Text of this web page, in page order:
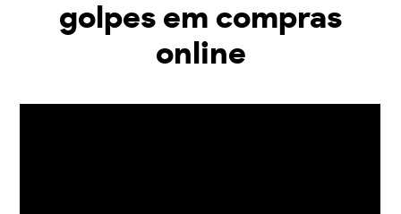
golpes em compras
online